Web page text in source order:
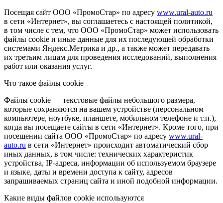
Посещая сайт ООО «ПромоСтар» по адресу www.ural-auto.ru
в сети «Интернет», вы соглашаетесь с настоящей политикой,
в том числе с тем, что ООО «ПромоСтар» может использовать
файлы cookie и иные данные для их последующей обработки
системами Яндекс.Метрика и др., а также может передавать
их третьим лицам для проведения исследований, выполнения
работ или оказания услуг.
Что такое файлы cookie
Файлы cookie — текстовые файлы небольшого размера,
которые сохраняются на вашем устройстве (персональном
компьютере, ноутбуке, планшете, мобильном телефоне и т.п.),
когда вы посещаете сайты в сети «Интернет». Кроме того, при
посещении сайта ООО «ПромоСтар» по адресу www.ural-
auto.ru в сети «Интернет» происходит автоматический сбор
иных данных, в том числе: технических характеристик
устройства, IP-адреса, информации об используемом браузере
и языке, даты и времени доступа к сайту, адресов
запрашиваемых страниц сайта и иной подобной информации.
Какие виды файлов cookie используются